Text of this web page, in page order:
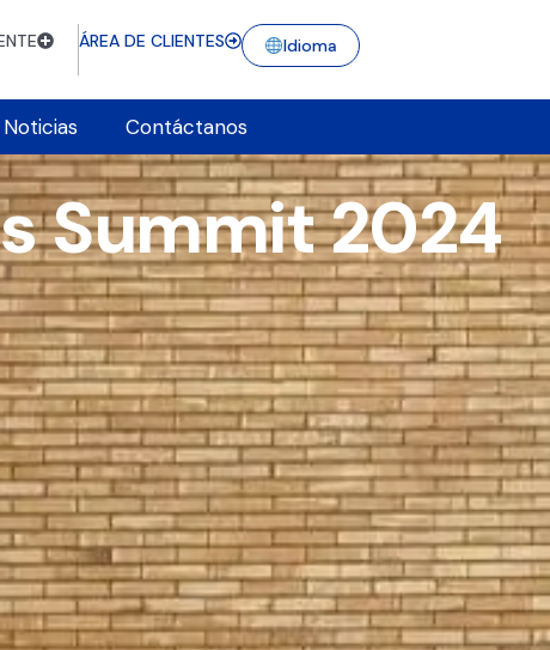
ÁREA DE CLIENTES Idioma
Noticias Contáctanos
Summit 2024